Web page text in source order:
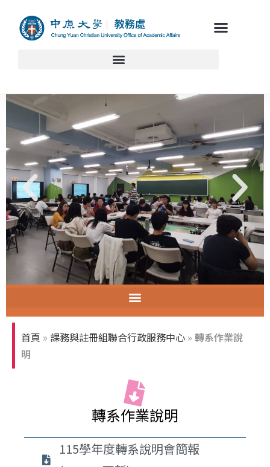
智慧教室教育訓練
首頁 » 課務與註冊組聯合行政服務中心 » 轉系作業說
明
轉系作業說明
115學年度轉系說明會簡報